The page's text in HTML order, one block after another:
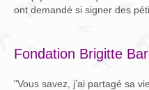
ont demandé si signer des
Fondation Brigitte
"Vous savez, j’ai partagé sa